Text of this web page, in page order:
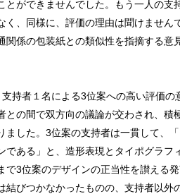
とができませんでした。もう一人の支
く、同様に、評価の理由は聞けません
関係の包装紙との類似性を指摘する意
持者１名による3位案への高い評価の
との間で双方向の議論が交わされ、積
ました。3位案の支持者は一貫して、
である」と、造形表現とタイポグラフ
で3位案のデザインの正当性を讃える
結びつかなかったものの、支持者以外